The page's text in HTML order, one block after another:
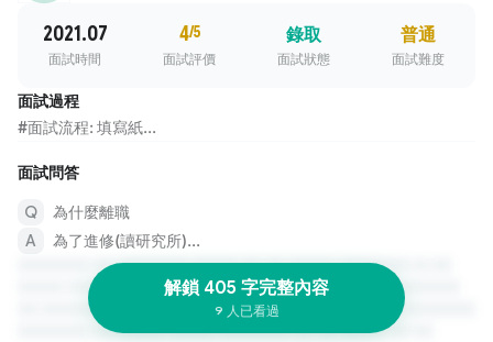
2021.07
面試時間
4/5
面試評價
錄取
面試狀態
普通
面試難度
面試過程
#面試流程: 填寫紙...
面試問答
為什麼離職
為了進修(讀研究所)...
解鎖 405 字完整內容
9 人已看過